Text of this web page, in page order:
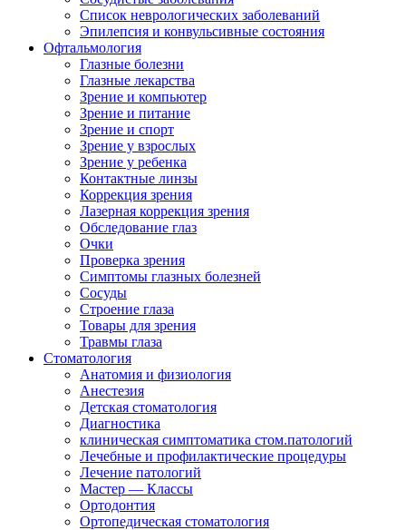
Список неврологических заболеваний
Эпилепсия и конвульсивные состояния
Офтальмология
Глазные болезни
Глазные лекарства
Зрение и компьютер
Зрение и питание
Зрение и спорт
Зрение у взрослых
Зрение у ребенка
Контактные линзы
Коррекция зрения
Лазерная коррекция зрения
Обследование глаз
Очки
Проверка зрения
Симптомы глазных болезней
Сосуды
Строение глаза
Товары для зрения
Травмы глаза
Стоматология
Анатомия и физиология
Анестезия
Детская стоматология
Диагностика
клиническая симптоматика стом.патологий
Лечебные и профилактические процедуры
Лечение патологий
Мастер — Классы
Ортодонтия
Ортопедическая стоматология